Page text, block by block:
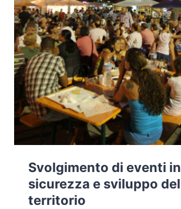
Svolgimento di eventi in
sicurezza e sviluppo del
territorio